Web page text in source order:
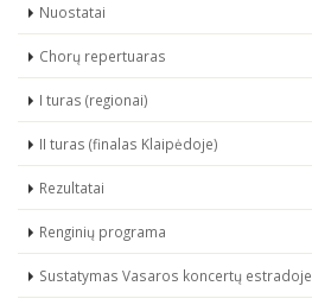
Nuostatai
Chorų repertuaras
I turas (regionai)
II turas (finalas Klaipėdoje)
Rezultatai
Renginių programa
Sustatymas Vasaros koncertų estradoje